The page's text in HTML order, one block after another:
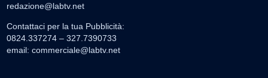
redazione@labtv.net
Contattaci per la tua Pubblicità:
0824.337274 – 327.7390733
email: commerciale@labtv.net